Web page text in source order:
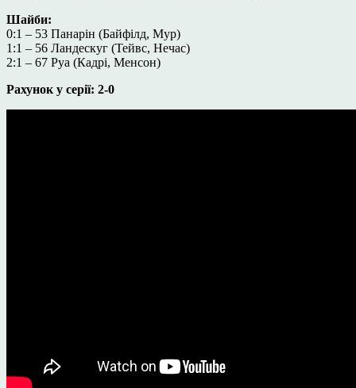
Шайби:
0:1 – 53 Панарін (Байфілд, Мур)
1:1 – 56 Ландескуг (Тейвс, Нечас)
2:1 – 67 Руа (Кадрі, Менсон)
Рахунок у серії: 2-0